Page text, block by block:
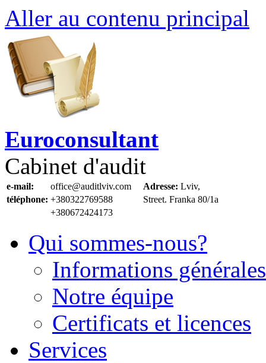
Aller au contenu principal
Euroconsultant
Cabinet d'audit
e-mail: office@auditlviv.com Adresse: Lviv,
téléphone: +380322769588
Street. Frankа 80/1a
+380672424173
Qui sommes-nous?
Informations générales
Notre équipe
Certificats et licences
Services